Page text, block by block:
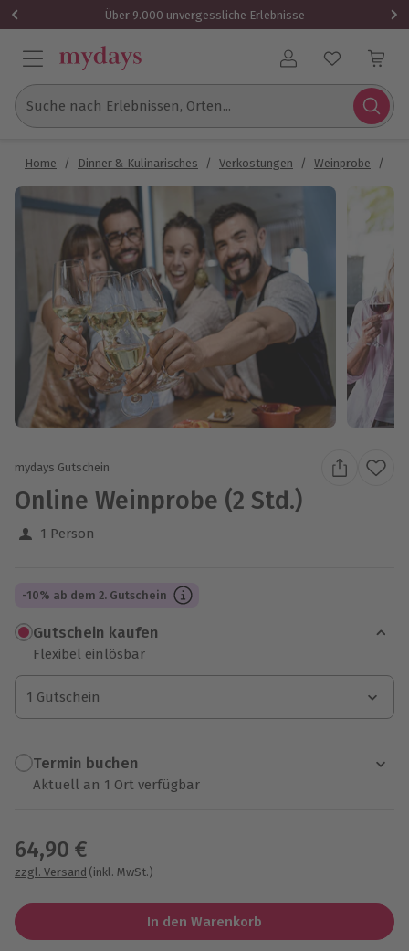
Über 9.000 unvergessliche Erlebnisse
Benutzerkonto
Suche nach Erlebnissen, Orten...
Home / Dinner & Kulinarisches / Verkostungen / Weinprobe /
mydays Gutschein
Online Weinprobe (2 Std.)
1 Person
-10% ab dem 2. Gutschein
Gutschein kaufen
Flexibel einlösbar
1 Gutschein
1 Gutschein
1 Gutschein
Termin buchen
Aktuell an 1 Ort verfügbar
64,90 €
zzgl. Versand (inkl. MwSt.)
In den Warenkorb